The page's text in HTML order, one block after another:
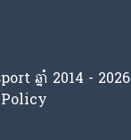
ឆ្នាំ 2014 - 2026